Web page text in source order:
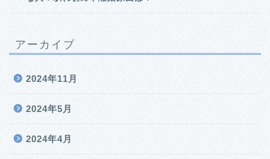
アーカイブ
2024年11月
2024年5月
2024年4月